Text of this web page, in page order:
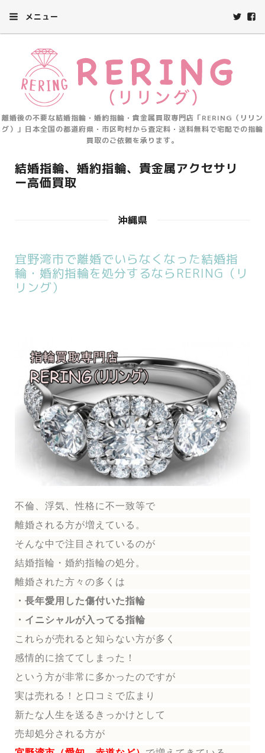
メニュー
離婚後の不要な結婚指輪・婚約指輪・貴金属買取専門店「RERING（リリン
グ）」日本全国の都道府県・市区町村から査定料・送料無料で宅配での指輪
買取のご依頼を承ります。
結婚指輪、婚約指輪、貴金属アクセサリ
ー高価買取
沖縄県
宜野湾市で離婚でいらなくなった結婚指
輪・婚約指輪を処分するならRERING（リ
リング）
不倫、浮気、性格に不一致等で
離婚される方が増えている。
そんな中で注目されているのが
結婚指輪 ・婚約指輪の処分。
離婚された方々の多くは
・長年愛用した傷付いた指輪
・イニシャルが入ってる指輪
これらが売れると知らない方が多く
感情的に捨ててしまった！
という方が非常に多かったのですが
実は売れる！と口コミで広まり
新たな人生を送る きっかけとして
売却処分される方が